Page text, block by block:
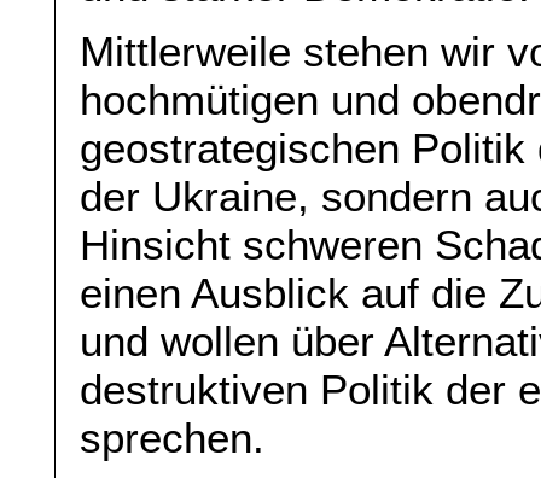
Mittlerweile stehen wir
hochmütigen und
geostrategischen
der Ukraine, sondern
Hinsicht schweren
einen Ausblick auf die
und wollen über
destruktiven Politik der
sprechen.